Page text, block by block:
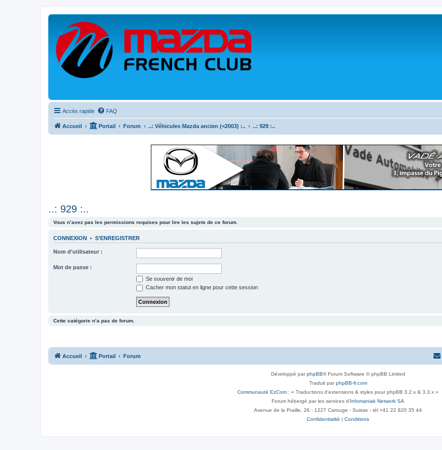
Accès rapide FAQ
Accueil Portail Forum ..: Véhicules Mazda ancien (<2003) :.. ..: 929 :..
..: 929 :..
Vous n’avez pas les permissions requises pour lire les sujets de ce forum.
CONNEXION • S’ENREGISTRER
Nom d’utilisateur :
Mot de passe :
Se souvenir de moi
Cacher mon statut en ligne pour cette session
Cette catégorie n’a pas de forum.
Accueil Portail Forum
Développé parphpBB® Forum Software © phpBB Limited
Traduit parphpBB-fr.com
Communauté EzCom : « Traductions d'extensions & styles pour phpBB 3.2.x & 3.3.x »
Forum hébergé par les services d’Infomaniak Network SA
Avenue de la Praille, 26 - 1227 Carouge - Suisse - tél +41 22 820 35 44
Confidentialité | Conditions